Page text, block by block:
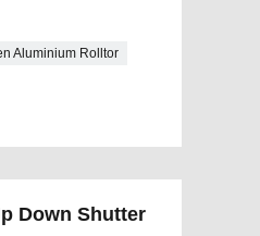
Aluminium Rolltor
Down Shutter